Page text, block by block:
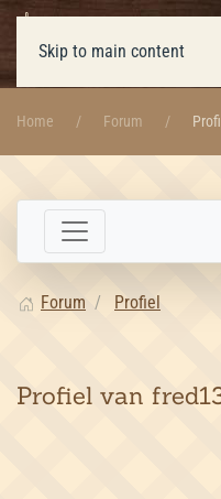
Skip to main content
Home Forum
Forum Profiel
Profiel van